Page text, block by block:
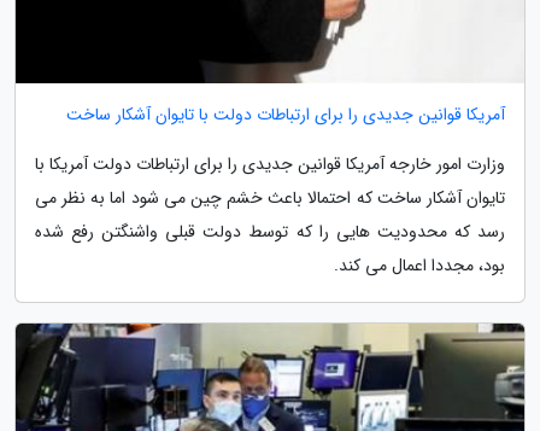
آمریکا قوانین جدیدی را برای ارتباطات دولت با تایوان آشکار ساخت
وزارت امور خارجه آمریکا قوانین جدیدی را برای ارتباطات دولت آمریکا با
تایوان آشکار ساخت که احتمالا باعث خشم چین می شود اما به نظر می
رسد که محدودیت هایی را که توسط دولت قبلی واشنگتن رفع شده
بود، مجددا اعمال می کند.